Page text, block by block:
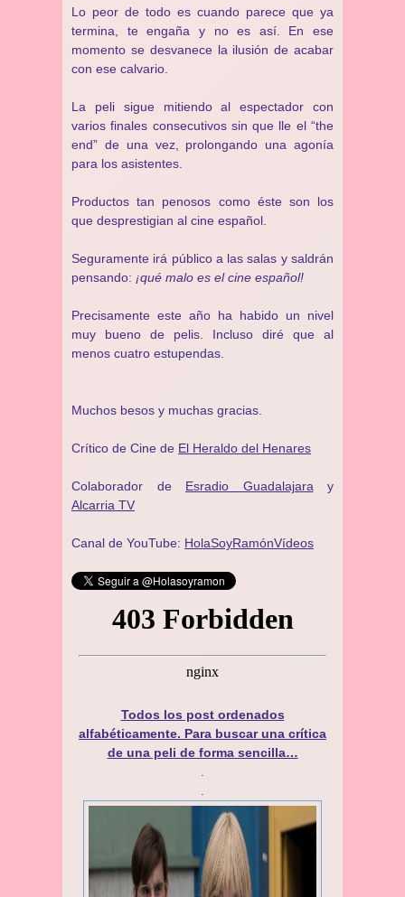
Lo peor de todo es cuando parece que ya
termina, te engaña y no es así. En ese
momento se desvanece la ilusión de acabar
con ese calvario.
La peli sigue mitiendo al espectador con
varios finales consecutivos sin que lle el “the
end” de una vez, prolongando una agonía
para los asistentes.
Productos tan penosos como éste son los
que desprestigian al cine español.
Seguramente irá público a las salas y saldrán
pensando: ¡qué malo es el cine español!
Precisamente este año ha habido un nivel
muy bueno de pelis. Incluso diré que al
menos cuatro estupendas.
Muchos besos y muchas gracias.
Crítico de Cine de El Heraldo del Henares
Colaborador de Esradio Guadalajara y
Alcarria TV
Canal de YouTube: HolaSoyRamónVídeos
Todos los post ordenados
alfabéticamente. Para buscar una crítica
de una peli de forma sencilla…